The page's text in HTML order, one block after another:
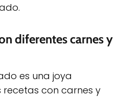
diferentes carnes y
es una joya
recetas con carnes y